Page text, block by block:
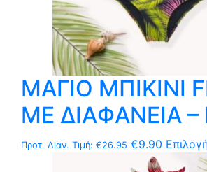
ΜΑΓΙΟ ΜΠΙΚΙΝΙ
ΜΕ ΔΙΑΦΑΝΕΙΑ
Προτ. Λιαν. Τιμή: €26.95 €9.90